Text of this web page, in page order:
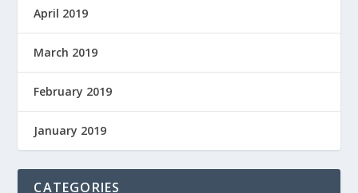
April 2019
March 2019
February 2019
January 2019
CATEGORIES